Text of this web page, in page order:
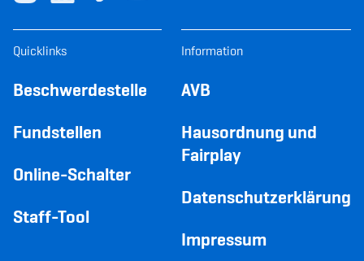
Quicklinks
Beschwerdestelle
Fundstellen
Online-Schalter
Staff-Tool
Information
AVB
Hausordnung und
Fairplay
Datenschutzerklärung
Impressum